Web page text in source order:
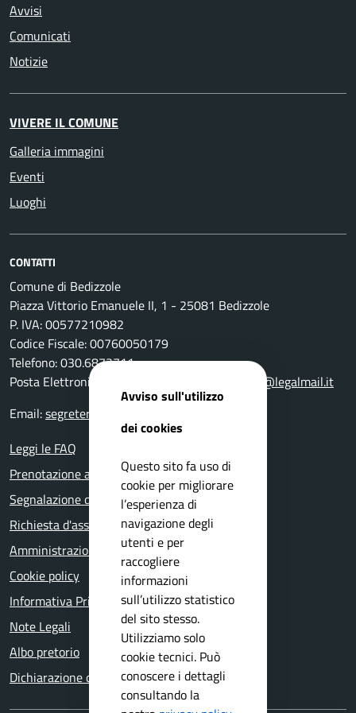
Avvisi
Comunicati
Notizie
VIVERE IL COMUNE
Galleria immagini
Eventi
Luoghi
CONTATTI
Comune di Bedizzole
Piazza Vittorio Emanuele II, 1 - 25081 Bedizzole
P. IVA: 00577210982
Codice Fiscale: 00760050179
Telefono: 030.6872711
Posta Elettronica Certificata:
comune.bedizzole@legalmail.it
Email:segreteria@comune.bedizzole.bs.it
Leggi le FAQ
Prenotazione appuntamento
Segnalazione disservizio
Richiesta d'assistenza
Amministrazione trasparente
Cookie policy
Informativa Privacy
Note Legali
Albo pretorio
Dichiarazione di accessibilità
Avviso sull'utilizzo
dei cookies
Questo sito fa uso di
cookie per migliorare
l’esperienza di
navigazione degli
utenti e per
raccogliere
informazioni
sull’utilizzo statistico
del sito stesso.
Utilizziamo solo
cookie tecnici. Può
conoscere i dettagli
consultando la